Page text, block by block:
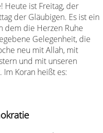
Heute ist Freitag, der
der Gläubigen. Es ist ein
dem die Herzen Ruhe
Gelegenheit, die
neu mit Allah, mit
und mit unseren
Koran heißt es: